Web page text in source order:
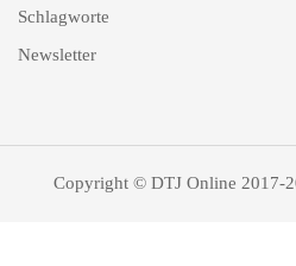
Schlagworte
Newsletter
Copyright © DTJ Online 2017-